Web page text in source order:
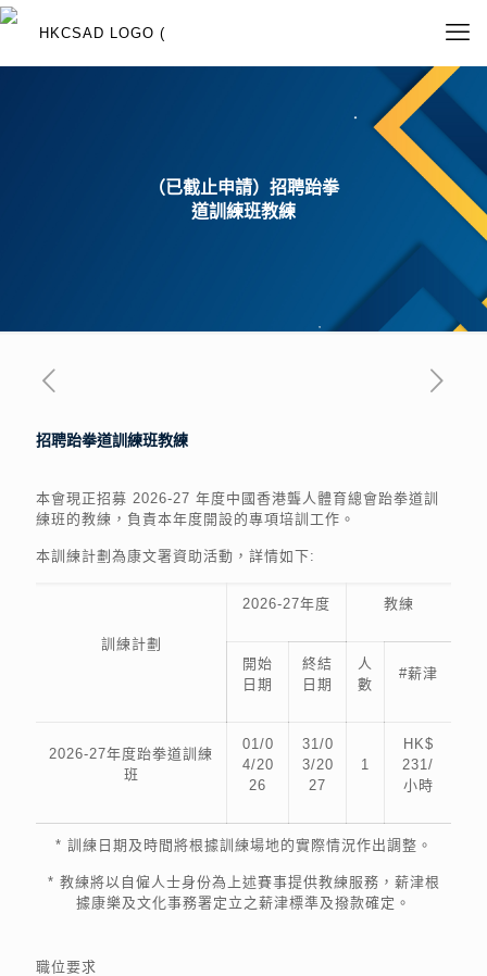
（已截止申請）招聘跆拳
道訓練班教練
招聘跆拳道訓練班教練
本會現正招募 2026-27 年度中國香港聾人體育總會跆拳道訓
練班的教練，負責本年度開設的專項培訓工作。
本訓練計劃為康文署資助活動，詳情如下:
訓練計劃
2026-27年度 教練
開始
日期
終結
日期
人
數
#薪津
2026-27年度跆拳道訓練
班
01/0
4/20
26
31/0
3/20
27
1
HK$
231/
小時
* 訓練日期及時間將根據訓練場地的實際情況作出調整。
* 教練將以自僱人士身份為上述賽事提供教練服務，薪津根
據康樂及文化事務署定立之薪津標準及撥款確定。
職位要求